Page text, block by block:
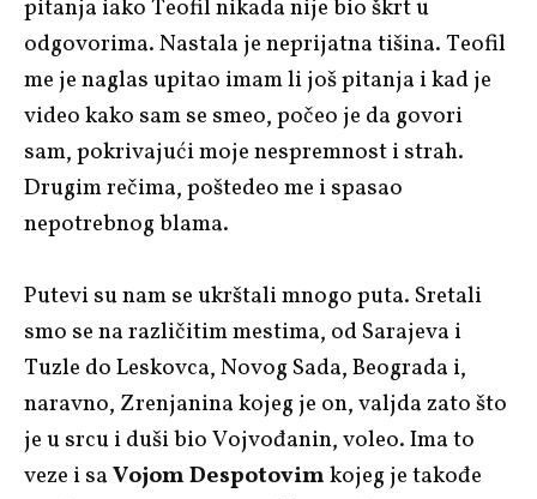
pitanja iako Teofil nikada nije bio škrt u
odgovorima. Nastala je neprijatna tišina. Teofil
me je naglas upitao imam li još pitanja i kad je
video kako sam se smeo, počeo je da govori
sam, pokrivajući moje nespremnost i strah.
Drugim rečima, poštedeo me i spasao
nepotrebnog blama.
Putevi su nam se ukrštali mnogo puta. Sretali
smo se na različitim mestima, od Sarajeva i
Tuzle do Leskovca, Novog Sada, Beograda i,
naravno, Zrenjanina kojeg je on, valjda zato što
je u srcu i duši bio Vojvođanin, voleo. Ima to
veze i saVojom Despotovimkojeg je takođe